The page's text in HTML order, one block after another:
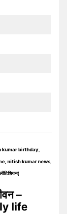
kumar birthday,
nitish kumar news,
–
life